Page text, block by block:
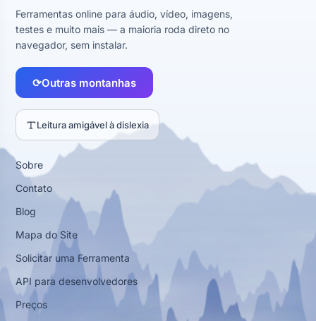
Ferramentas online para áudio, vídeo, imagens,
testes e muito mais — a maioria roda direto no
navegador, sem instalar.
⟳Outras montanhas
Leitura amigável à dislexia
Sobre
Contato
Blog
Mapa do Site
Solicitar uma Ferramenta
API para desenvolvedores
Preços